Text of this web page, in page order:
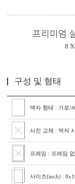
프리미엄
8
구성 및 형태
액자 형태 : 가로/
사진 교체 : 액자
프레임 : 프레임
사이즈(inch) :